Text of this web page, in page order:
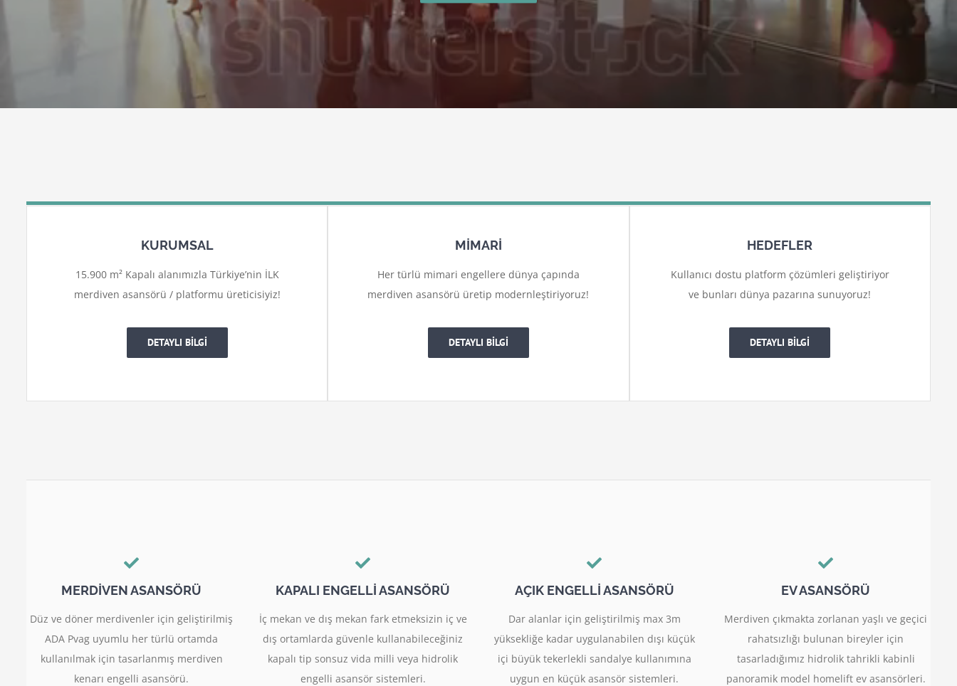
KURUMSAL
15.900 m² Kapalı alanımızla Türkiye’nin İLK
merdiven asansörü / platformu üreticisiyiz!
DETAYLI BİLGİ
MİMARİ
Her türlü mimari engellere dünya çapında
merdiven asansörü üretip modernleştiriyoruz!
DETAYLI BİLGİ
HEDEFLER
Kullanıcı dostu platform çözümleri geliştiriyor
ve bunları dünya pazarına sunuyoruz!
DETAYLI BİLGİ
MERDİVEN ASANSÖRÜ
Düz ve döner merdivenler için geliştirilmiş
ADA Pvag uyumlu her türlü ortamda
kullanılmak için tasarlanmış merdiven
kenarı engelli asansörü.
KAPALI ENGELLİ ASANSÖRÜ
İç mekan ve dış mekan fark etmeksizin iç ve
dış ortamlarda güvenle kullanabileceğiniz
kapalı tip sonsuz vida milli veya hidrolik
engelli asansör sistemleri.
AÇIK ENGELLİ ASANSÖRÜ
Dar alanlar için geliştirilmiş max 3m
yüksekliğe kadar uygulanabilen dışı küçük
içi büyük tekerlekli sandalye kullanımına
uygun en küçük asansör sistemleri.
EV ASANSÖRÜ
Merdiven çıkmakta zorlanan yaşlı ve geçici
rahatsızlığı bulunan bireyler için
tasarladığımız hidrolik tahrikli kabinli
panoramik model homelift ev asansörleri.